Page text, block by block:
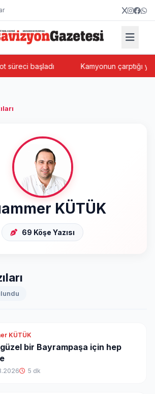
başladı Kamyonun çarptığı yaşlı
KÜTÜK
69 Köşe Yazısı
KÜTÜK
bir Bayrampaşa için hep
5 dk